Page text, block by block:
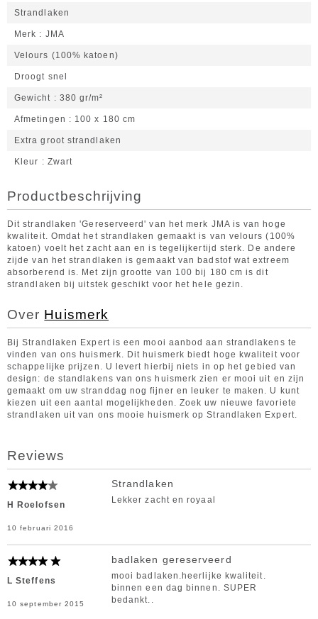
Strandlaken
Merk JMA
Velours (100% katoen)
Droogt snel
Gewicht 380 gr/m²
Afmetingen 100 x 180 cm
Extra groot strandlaken
Kleur Zwart
Productbeschrijving
Dit strandlaken 'Gereserveerd' van het merk JMA is van hoge
kwaliteit. Omdat het strandlaken gemaakt is van velours (100%
katoen) voelt het zacht aan en is tegelijkertijd sterk. De andere
zijde van het strandlaken is gemaakt van badstof wat extreem
absorberend is. Met zijn grootte van 100 bij 180 cm is dit
strandlaken bij uitstek geschikt voor het hele gezin.
Over Huismerk
Bij Strandlaken Expert is een mooi aanbod aan strandlakens te
vinden van ons huismerk. Dit huismerk biedt hoge kwaliteit voor
schappelijke prijzen. U levert hierbij niets in op het gebied van
design: de standlakens van ons huismerk zien er mooi uit en zijn
gemaakt om uw stranddag nog fijner en leuker te maken. U kunt
kiezen uit een aantal mogelijkheden. Zoek uw nieuwe favoriete
strandlaken uit van ons mooie huismerk op Strandlaken Expert.
Reviews
H Roelofsen
10 februari 2016
Strandlaken
Lekker zacht en royaal
L Steffens
10 september 2015
badlaken gereserveerd
mooi badlaken.heerlijke kwaliteit.
binnen een dag binnen. SUPER
bedankt..